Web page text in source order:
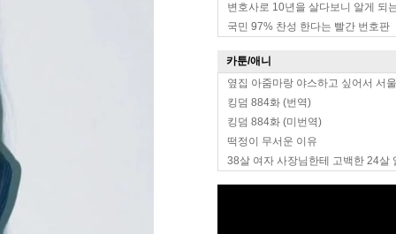
변호사로 10년을 살다보니 알게 되
국민 97% 찬성 한다는 빨간 번호판
카툰/애니
옆집 아줌마랑 야스하고 싶어서 서
킹덤 884화 (번역)
킹덤 884화 (미번역)
떡정이 무서운 이유
38살 여자 사장님한테 고백한 24살